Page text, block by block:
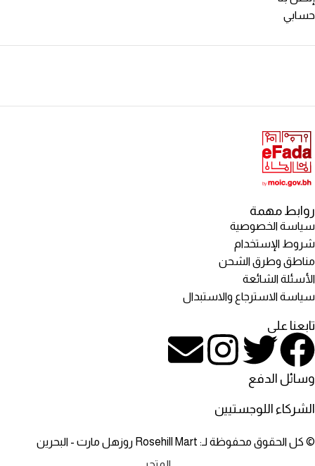
حسابي
روابط مهمة
سياسة الخصوصية
شروط الإستخدام
مناطق وطرق الشحن
الأسئلة الشائعة
سياسة الاسترجاع والاستبدال
تابعنا على
وسائل الدفع
الشركاء اللوجستيين
© كل الحقوق محفوظة لـ: Rosehill Mart روزهل مارت - البحرين